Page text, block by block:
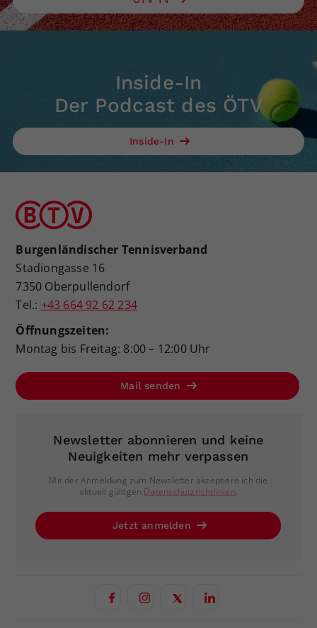
Inside-In
Der Podcast des ÖTV
Inside-In
Burgenländischer Tennisverband
Stadiongasse 16
7350 Oberpullendorf
Tel.: +43 664 92 62 234
Öffnungszeiten:
Montag bis Freitag: 8:00 – 12:00 Uhr
Mail senden
Newsletter abonnieren und keine
Neuigkeiten mehr verpassen
Mit der Anmeldung zum Newsletter akzeptiere ich die
aktuell gültigen Datenschutzrichtlinien.
Jetzt anmelden